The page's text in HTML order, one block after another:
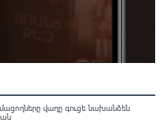
վաղը գուցե նախանձեն